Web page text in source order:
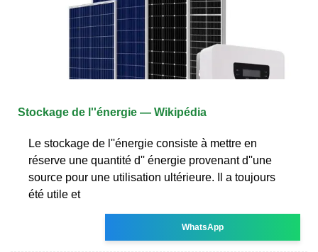
Stockage de l''énergie — Wikipédia
Le stockage de l''énergie consiste à mettre en
réserve une quantité d'' énergie provenant d''une
source pour une utilisation ultérieure. Il a toujours
été utile et
WhatsApp